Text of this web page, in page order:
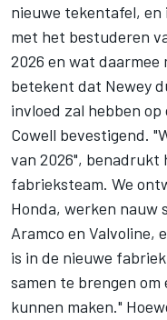
nieuwe tekentafel, en
met het bestuderen
2026 en wat daarmee
betekent dat Newey
invloed zal hebben
Cowell bevestigend.
van 2026", benadrukt
fabrieksteam. We
Honda, werken nauw
Aramco en Valvoline,
is in de nieuwe
samen te brengen
kunnen maken."